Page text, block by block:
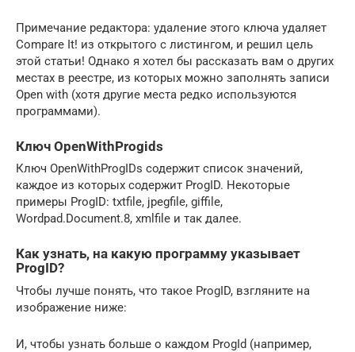
Примечание редактора: удаление этого ключа удаляет
Compare It! из открытого с листингом, и решил цель
этой статьи! Однако я хотел бы рассказать вам о других
местах в реестре, из которых можно заполнять записи
Open with (хотя другие места редко используются
программами).
Ключ OpenWithProgids
Ключ OpenWithProgIDs содержит список значений,
каждое из которых содержит ProgID. Некоторые
примеры ProgID: txtfile, jpegfile, giffile,
Wordpad.Document.8, xmlfile и так далее.
Как узнать, на какую программу указывает
ProgID?
Чтобы лучше понять, что такое ProgID, взгляните на
изображение ниже:
И, чтобы узнать больше о каждом ProgId (например,